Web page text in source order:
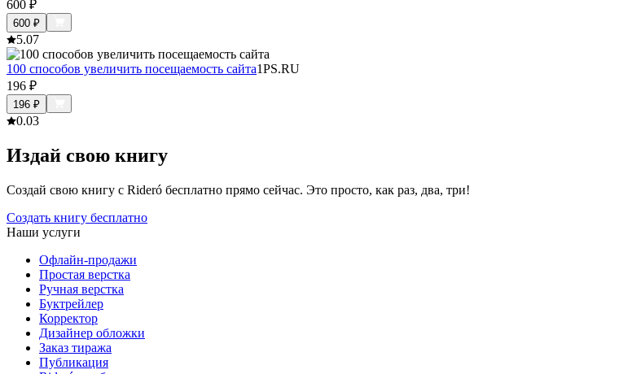
600 ₽
600 ₽
5.07
100 способов увеличить посещаемость сайта1PS.RU
196 ₽
196 ₽
0.03
Издай свою книгу
Создай свою книгу с Rideró бесплатно прямо сейчас. Это просто, как раз, два, три!
Создать книгу бесплатно
Наши услуги
Офлайн-продажи
Простая верстка
Ручная верстка
Буктрейлер
Корректор
Дизайнер обложки
Заказ тиража
Публикация